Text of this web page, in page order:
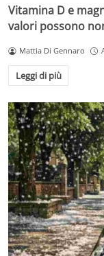
Vitamina D e
valori possono
Mattia Di Gennaro
Leggi di più